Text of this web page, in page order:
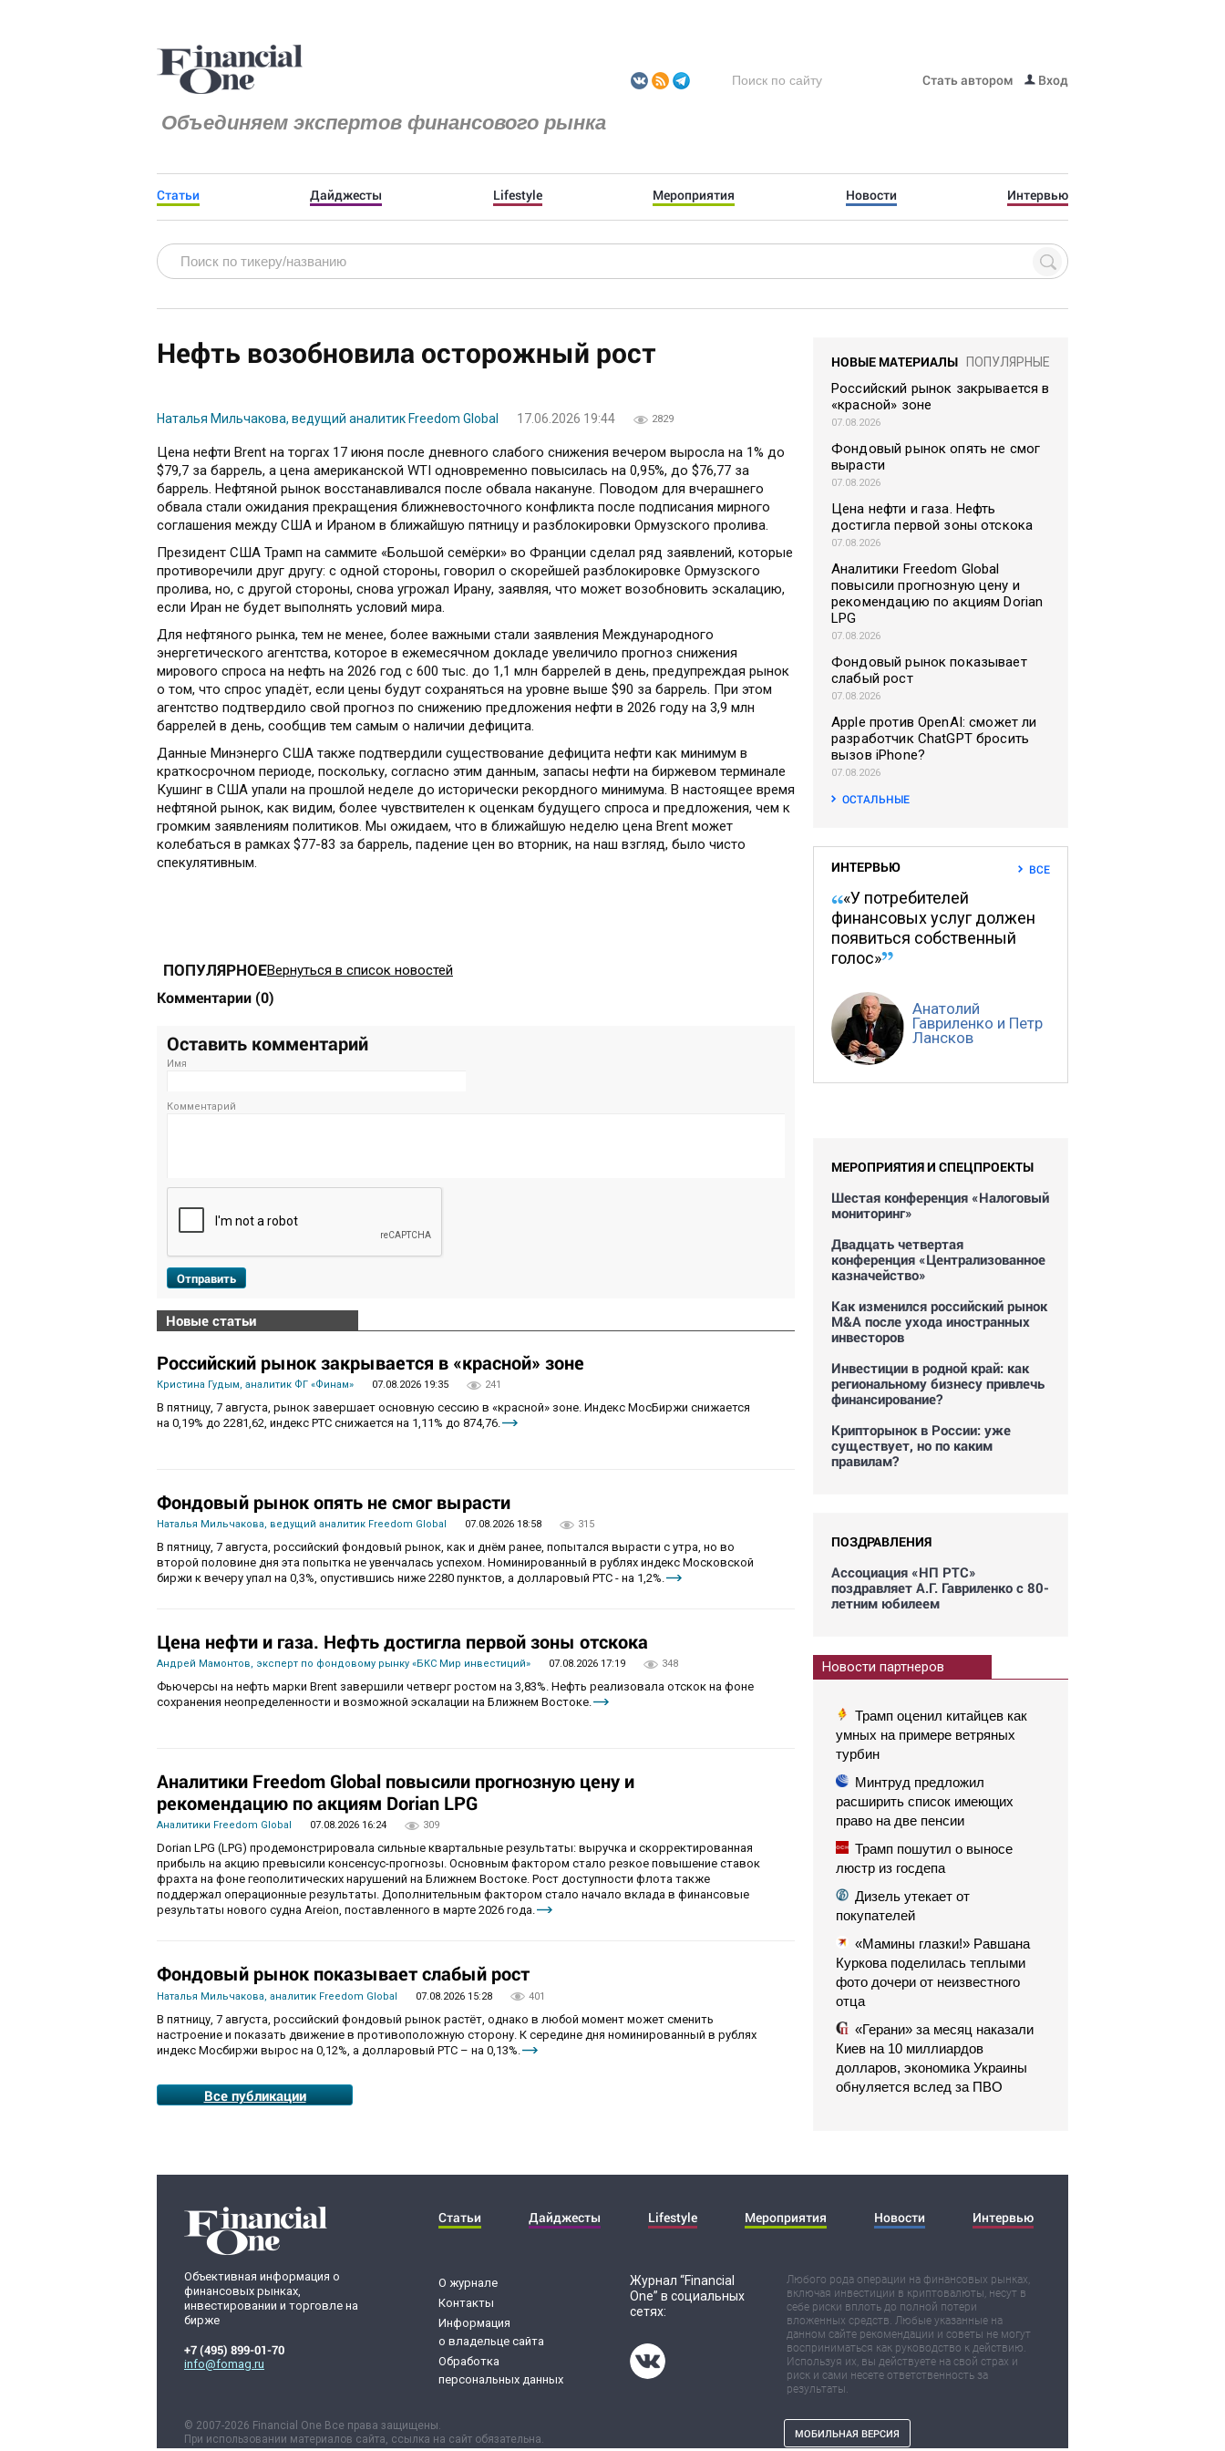
Объединяем экспертов финансового рынка
Стать автором Вход
Статьи Дайджесты Lifestyle Мероприятия Новости Интервью
Нефть возобновила осторожный рост
Наталья Мильчакова, ведущий аналитик Freedom Global 17.06.2026 19:44 2829
Цена нефти Brent на торгах 17 июня после дневного слабого снижения вечером выросла на 1% до
$79,7 за баррель, а цена американской WTI одновременно повысилась на 0,95%, до $76,77 за
баррель. Нефтяной рынок восстанавливался после обвала накануне. Поводом для вчерашнего
обвала стали ожидания прекращения ближневосточного конфликта после подписания мирного
соглашения между США и Ираном в ближайшую пятницу и разблокировки Ормузского пролива.
Президент США Трамп на саммите «Большой семёрки» во Франции сделал ряд заявлений, которые
противоречили друг другу: с одной стороны, говорил о скорейшей разблокировке Ормузского
пролива, но, с другой стороны, снова угрожал Ирану, заявляя, что может возобновить эскалацию,
если Иран не будет выполнять условий мира.
Для нефтяного рынка, тем не менее, более важными стали заявления Международного
энергетического агентства, которое в ежемесячном докладе увеличило прогноз снижения
мирового спроса на нефть на 2026 год с 600 тыс. до 1,1 млн баррелей в день, предупреждая рынок
о том, что спрос упадёт, если цены будут сохраняться на уровне выше $90 за баррель. При этом
агентство подтвердило свой прогноз по снижению предложения нефти в 2026 году на 3,9 млн
баррелей в день, сообщив тем самым о наличии дефицита.
Данные Минэнерго США также подтвердили существование дефицита нефти как минимум в
краткосрочном периоде, поскольку, согласно этим данным, запасы нефти на биржевом терминале
Кушинг в США упали на прошлой неделе до исторически рекордного минимума. В настоящее время
нефтяной рынок, как видим, более чувствителен к оценкам будущего спроса и предложения, чем к
громким заявлениям политиков. Мы ожидаем, что в ближайшую неделю цена Brent может
колебаться в рамках $77-83 за баррель, падение цен во вторник, на наш взгляд, было чисто
спекулятивным.
ПОПУЛЯРНОЕВернуться в список новостей
Комментарии (0)
Оставить комментарий
Имя
Комментарий
Отправить
Новые статьи
Российский рынок закрывается в «красной» зоне
Кристина Гудым, аналитик ФГ «Финам» 07.08.2026 19:35 241
В пятницу, 7 августа, рынок завершает основную сессию в «красной» зоне. Индекс МосБиржи снижается
на 0,19% до 2281,62, индекс РТС снижается на 1,11% до 874,76.
Фондовый рынок опять не смог вырасти
Наталья Мильчакова, ведущий аналитик Freedom Global 07.08.2026 18:58 315
В пятницу, 7 августа, российский фондовый рынок, как и днём ранее, попытался вырасти с утра, но во
второй половине дня эта попытка не увенчалась успехом. Номинированный в рублях индекс Московской
биржи к вечеру упал на 0,3%, опустившись ниже 2280 пунктов, а долларовый РТС - на 1,2%.
Цена нефти и газа. Нефть достигла первой зоны отскока
Андрей Мамонтов, эксперт по фондовому рынку «БКС Мир инвестиций» 07.08.2026 17:19 348
Фьючерсы на нефть марки Brent завершили четверг ростом на 3,83%. Нефть реализовала отскок на фоне
сохранения неопределенности и возможной эскалации на Ближнем Востоке.
Аналитики Freedom Global повысили прогнозную цену и
рекомендацию по акциям Dorian LPG
Аналитики Freedom Global 07.08.2026 16:24 309
Dorian LPG (LPG) продемонстрировала сильные квартальные результаты: выручка и скорректированная
прибыль на акцию превысили консенсус-прогнозы. Основным фактором стало резкое повышение ставок
фрахта на фоне геополитических нарушений на Ближнем Востоке. Рост доступности флота также
поддержал операционные результаты. Дополнительным фактором стало начало вклада в финансовые
результаты нового судна Areion, поставленного в марте 2026 года.
Фондовый рынок показывает слабый рост
Наталья Мильчакова, аналитик Freedom Global 07.08.2026 15:28 401
В пятницу, 7 августа, российский фондовый рынок растёт, однако в любой момент может сменить
настроение и показать движение в противоположную сторону. К середине дня номинированный в рублях
индекс Мосбиржи вырос на 0,12%, а долларовый РТС – на 0,13%.
Все публикации
НОВЫЕ МАТЕРИАЛЫ ПОПУЛЯРНЫЕ
Российский рынок закрывается в
«красной» зоне
07.08.2026
Фондовый рынок опять не смог
вырасти
07.08.2026
Цена нефти и газа. Нефть
достигла первой зоны отскока
07.08.2026
Аналитики Freedom Global
повысили прогнозную цену и
рекомендацию по акциям Dorian
LPG
07.08.2026
Фондовый рынок показывает
слабый рост
07.08.2026
Apple против OpenAI: сможет ли
разработчик ChatGPT бросить
вызов iPhone?
07.08.2026
ОСТАЛЬНЫЕ
ИНТЕРВЬЮ ВСЕ
«У потребителей
финансовых услуг должен
появиться собственный
голос»
Анатолий
Гавриленко и Петр
Лансков
МЕРОПРИЯТИЯ И СПЕЦПРОЕКТЫ
Шестая конференция «Налоговый
мониторинг»
Двадцать четвертая
конференция «Централизованное
казначейство»
Как изменился российский рынок
M&A после ухода иностранных
инвесторов
Инвестиции в родной край: как
региональному бизнесу привлечь
финансирование?
Крипторынок в России: уже
существует, но по каким
правилам?
ПОЗДРАВЛЕНИЯ
Ассоциация «НП РТС»
поздравляет А.Г. Гавриленко с 80-
летним юбилеем
Новости партнеров
Трамп оценил китайцев как
умных на примере ветряных
турбин
Минтруд предложил
расширить список имеющих
право на две пенсии
Трамп пошутил о выносе
люстр из госдепа
Дизель утекает от
покупателей
«Мамины глазки!» Равшана
Куркова поделилась теплыми
фото дочери от неизвестного
отца
«Герани» за месяц наказали
Киев на 10 миллиардов
долларов, экономика Украины
обнуляется вслед за ПВО
Объективная информация о
финансовых рынках,
инвестировании и торговле на
бирже
+7 (495) 899-01-70
info@fomag.ru
Статьи Дайджесты Lifestyle Мероприятия Новости Интервью
О журнале
Контакты
Информация
о владельце сайта
Обработка
персональных данных
Журнал “Financial
One” в социальных
сетях:
Любого рода операции на финансовых рынках,
включая инвестиции в криптовалюты, несут в
себе риски вплоть до полной потери
вложенных средств. Любые указанные на
данном сайте рекомендации и советы не могут
восприниматься как руководство к действию.
Используя их, вы действуете на свой страх и
риск и сами несете ответственность за
результаты.
© 2007-2026 Financial One Все права защищены.
При использовании материалов сайта, ссылка на сайт обязательна.
МОБИЛЬНАЯ ВЕРСИЯ